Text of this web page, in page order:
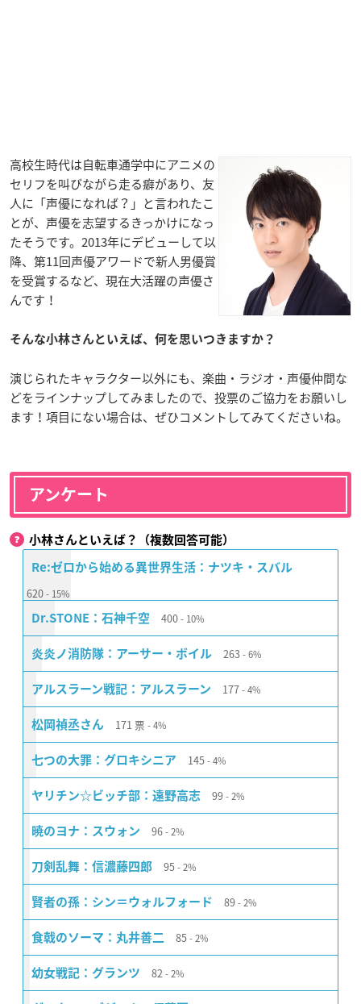
高校生時代は自転車通学中にアニメの
セリフを叫びながら走る癖があり、友
人に「声優になれば？」と言われたこ
とが、声優を志望するきっかけになっ
たそうです。2013年にデビューして以
降、第11回声優アワードで新人男優賞
を受賞するなど、現在大活躍の声優さ
んです！
そんな小林さんといえば、何を思いつきますか？
演じられたキャラクター以外にも、楽曲・ラジオ・声優仲間な
どをラインナップしてみましたので、投票のご協力をお願いし
ます！項目にない場合は、ぜひコメントしてみてくださいね。
アンケート
小林さんといえば？（複数回答可能）
Re:ゼロから始める異世界生活：ナツキ・スバル
620 15%
Dr.STONE：石神千空 400 10%
炎炎ノ消防隊：アーサー・ボイル 263 6%
アルスラーン戦記：アルスラーン 177 4%
松岡禎丞さん 171 票 4%
七つの大罪：グロキシニア 145 4%
ヤリチン☆ビッチ部：遠野高志 99 2%
暁のヨナ：スウォン 96 2%
刀剣乱舞：信濃藤四郎 95 2%
賢者の孫：シン＝ウォルフォード 89 2%
食戟のソーマ：丸井善二 85 2%
幼女戦記：グランツ 82 2%